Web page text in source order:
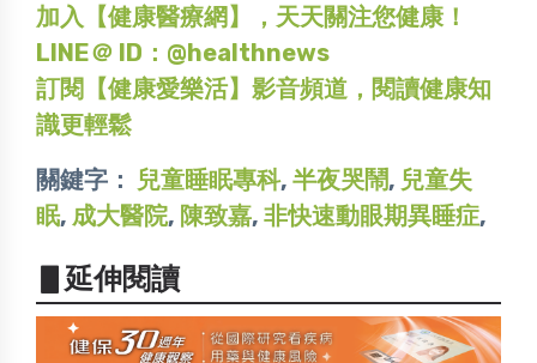
加入【健康醫療網】，天天關注您健康！
LINE＠ ID：@healthnews
訂閱【健康愛樂活】影音頻道，閱讀健康知
識更輕鬆
關鍵字： 兒童睡眠專科, 半夜哭鬧, 兒童失
眠, 成大醫院, 陳致嘉, 非快速動眼期異睡症,
▋延伸閱讀